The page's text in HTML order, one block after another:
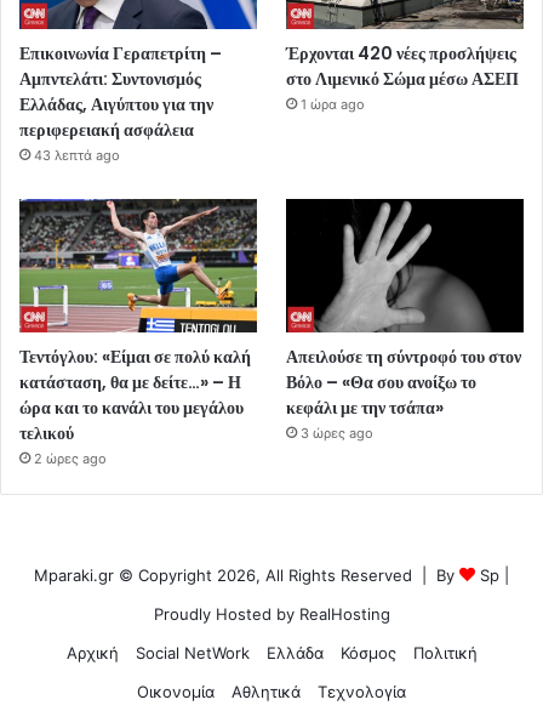
Επικοινωνία Γεραπετρίτη –
Αμπντελάτι: Συντονισμός
Ελλάδας, Αιγύπτου για την
περιφερειακή ασφάλεια
43 λεπτά ago
Έρχονται 420 νέες προσλήψεις
στο Λιμενικό Σώμα μέσω ΑΣΕΠ
1 ώρα ago
Τεντόγλου: «Είμαι σε πολύ καλή
κατάσταση, θα με δείτε…» – Η
ώρα και το κανάλι του μεγάλου
τελικού
2 ώρες ago
Απειλούσε τη σύντροφό του στον
Βόλο – «Θα σου ανοίξω το
κεφάλι με την τσάπα»
3 ώρες ago
Mparaki.gr © Copyright 2026, All Rights Reserved | By Sp
Proudly Hosted by RealHosting
Αρχική
Social NetWork Ελλάδα Κόσμος
Πολιτική
Οικονομία
Αθλητικά Τεχνολογία